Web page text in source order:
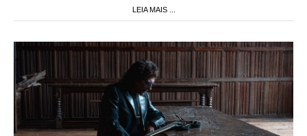
LEIA MAIS ...